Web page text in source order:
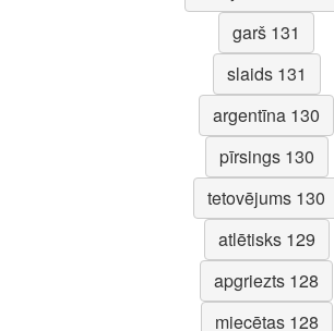
garš 131
slaids 131
argentīna 130
pīrsings 130
tetovējums 130
atlētisks 129
apgriezts 128
miecētas 128